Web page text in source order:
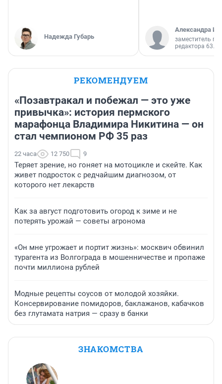
Надежда Губарь
Александра
заместитель
редактора 63.RU
РЕКОМЕНДУЕМ
«Позавтракал и побежал — это уже
привычка»: история пермского
марафонца Владимира Никитина — он
стал чемпионом РФ 35 раз
22 часа 12 750 9
Теряет зрение, но гоняет на мотоцикле и скейте. Как
живет подросток с редчайшим диагнозом, от
которого нет лекарств
Как за август подготовить огород к зиме и не
потерять урожай — советы агронома
«Он мне угрожает и портит жизнь»: москвич обвинил
турагента из Волгограда в мошенничестве и пропаже
почти миллиона рублей
Модные рецепты соусов от молодой хозяйки.
Консервирование помидоров, баклажанов, кабачков
без глутамата натрия — сразу в банки
ЗНАКОМСТВА